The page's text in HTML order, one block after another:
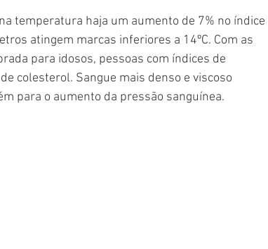
temperatura haja um aumento de 7% no índice
atingem marcas inferiores a 14ºC. Com as
para idosos, pessoas com índices de
colesterol. Sangue mais denso e viscoso
para o aumento da pressão sanguínea.